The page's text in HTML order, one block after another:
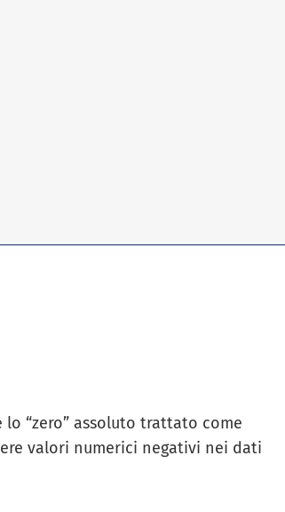
“zero” assoluto trattato come
valori numerici negativi nei dati